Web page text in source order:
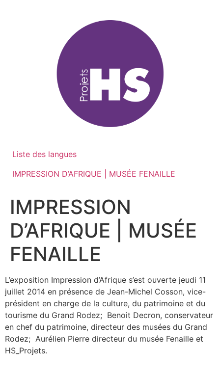
Liste des langues
IMPRESSION D’AFRIQUE | MUSÉE FENAILLE
IMPRESSION
D’AFRIQUE | MUSÉE
FENAILLE
L’exposition Impression d’Afrique s’est ouverte jeudi 11
juillet 2014 en présence de Jean-Michel Cosson, vice-
président en charge de la culture, du patrimoine et du
tourisme du Grand Rodez; Benoit Decron, conservateur
en chef du patrimoine, directeur des musées du Grand
Rodez; Aurélien Pierre directeur du musée Fenaille et
HS_Projets.